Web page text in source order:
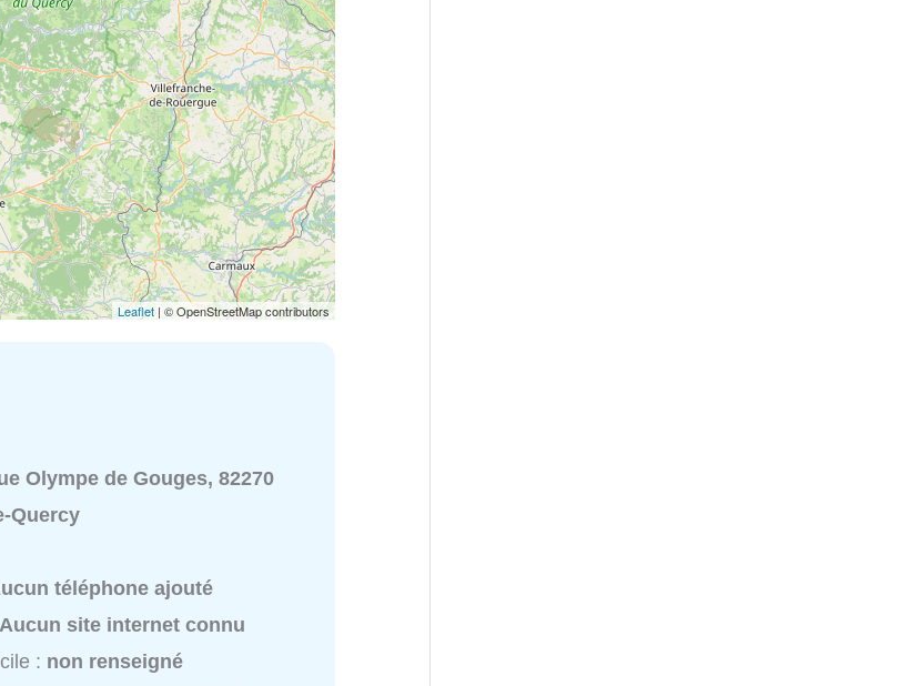
Leaflet | © OpenStreetMap contributors
Olympe de Gouges, 82270
Quercy
téléphone ajouté
Aucun site internet connu
: non renseigné